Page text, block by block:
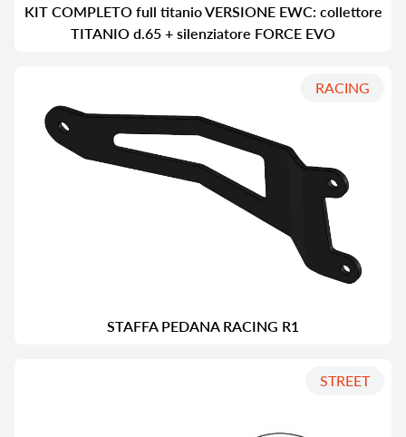
KIT COMPLETO full titanio VERSIONE EWC: collettore
TITANIO d.65 + silenziatore FORCE EVO
RACING
STAFFA PEDANA RACING R1
STREET